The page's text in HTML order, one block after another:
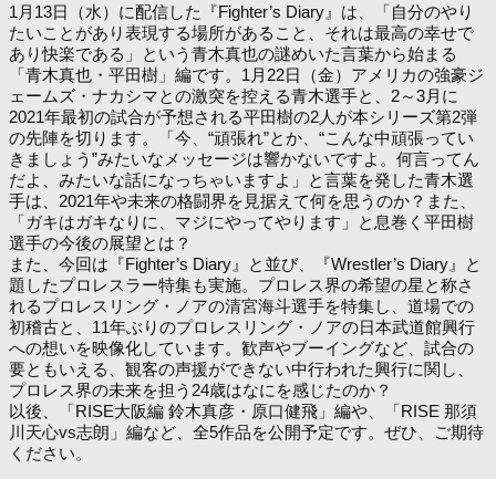
1月13日（水）に配信した『Fighter’s Diary』は、「自分のやり
たいことがあり表現する場所があること、それは最高の幸せで
あり快楽である」という青木真也の謎めいた言葉から始まる
「青木真也・平田樹」編です。1月22日（金）アメリカの強豪ジ
ェームズ・ナカシマとの激突を控える青木選手と、2～3月に
2021年最初の試合が予想される平田樹の2人が本シリーズ第2弾
の先陣を切ります。「今、“頑張れ”とか、“こんな中頑張ってい
きましょう”みたいなメッセージは響かないですよ。何言ってん
だよ、みたいな話になっちゃいますよ」と言葉を発した青木選
手は、2021年や未来の格闘界を見据えて何を思うのか？また、
「ガキはガキなりに、マジにやってやります」と息巻く平田樹
選手の今後の展望とは？
また、今回は『Fighter’s Diary』と並び、『Wrestler’s Diary』と
題したプロレスラー特集も実施。プロレス界の希望の星と称さ
れるプロレスリング・ノアの清宮海斗選手を特集し、道場での
初稽古と、11年ぶりのプロレスリング・ノアの日本武道館興行
への想いを映像化しています。歓声やブーイングなど、試合の
要ともいえる、観客の声援ができない中行われた興行に関し、
プロレス界の未来を担う24歳はなにを感じたのか？
以後、「RISE大阪編 鈴木真彦・原口健飛」編や、「RISE 那須
川天心vs志朗」編など、全5作品を公開予定です。ぜひ、ご期待
ください。